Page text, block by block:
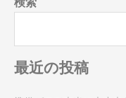
ー
ョ
ン
検索
最近の投稿